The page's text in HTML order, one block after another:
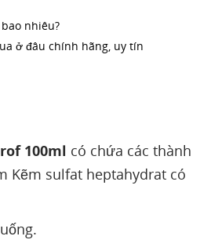
nhiêu?
ở đâu chính hãng, uy tín
100ml có chứa các thành
Kẽm sulfat heptahydrat có